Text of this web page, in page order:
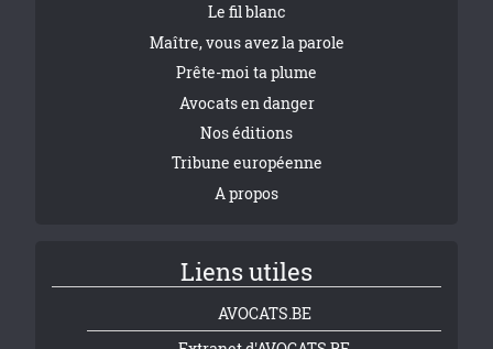
Le fil blanc
Maître, vous avez la parole
Prête-moi ta plume
Avocats en danger
Nos éditions
Tribune européenne
A propos
Liens utiles
AVOCATS.BE